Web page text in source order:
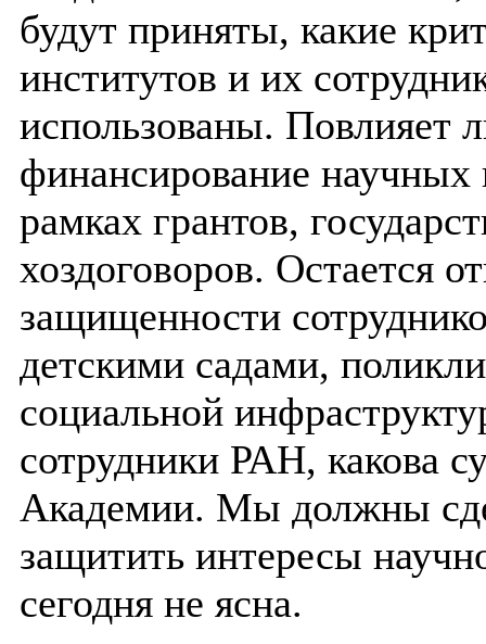
будут приняты, какие
институтов и их
использованы. Повлияет
финансирование
рамках грантов,
хоздоговоров. Остается
защищенности
детскими садами,
социальной
сотрудники РАН, какова
Академии. Мы должны
защитить интересы
сегодня не ясна.